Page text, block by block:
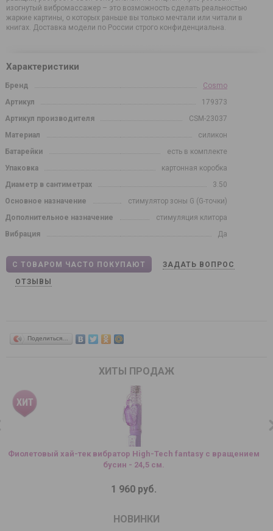
изогнутый вибромассажер – это возможность сделать реальностью
жаркие картины, о которых раньше вы только мечтали или читали в
книгах. Доставка модели по России строго конфиденциальна.
Характеристики
Бренд
Cosmo
Артикул
179373
Артикул производителя
CSM-23037
Материал
силикон
Батарейки
есть в комплекте
Упаковка
картонная коробка
Диаметр в сантиметрах
3.50
Основное назначение
стимулятор зоны G (G-точки)
Дополнительное назначение
стимуляция клитора
Вибрация
Да
С ТОВАРОМ ЧАСТО ПОКУПАЮТ
ЗАДАТЬ ВОПРОС
ОТЗЫВЫ
Поделиться…
ХИТЫ ПРОДАЖ
Фиолетовый хай-тек вибратор High-Tech fantasy с вращением
бусин - 24,5 см.
1 960 руб.
НОВИНКИ